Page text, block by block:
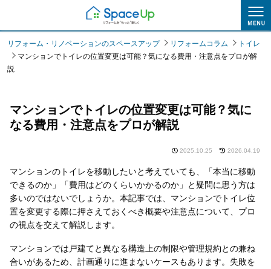
リフォームコラム
リフォーム・リノベーションのスペースアップ リフォームコラム
トイレ
マンションでトイレの位置変更は可能？気になる費用・注意点をプロが解
説
マンションでトイレの位置変更は可能？気に
なる費用・注意点をプロが解説
2025.10.25 2026.04.19
マンションのトイレを移動したいと考えていても、「本当に移動
できるのか」「費用はどのくらいかかるのか」と疑問に思う方は
多いのではないでしょうか。本記事では、マンションでトイレ位
置を変更する際に押さえておくべき概要や注意点について、プロ
の視点を交えて解説します。
マンションでは戸建てと異なる構造上の制限や管理規約との兼ね
合いがあるため、計画通りに進まないケースもあります。失敗を